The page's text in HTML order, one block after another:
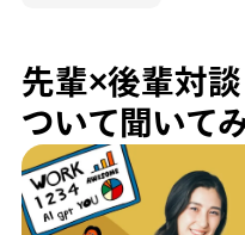
先輩×後輩対
ついて聞いて